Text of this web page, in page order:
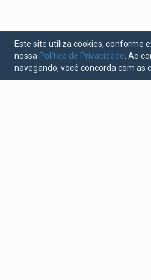
Este site utiliza cookies, conforme
nossa Política de Privacidade . Ao
navegando, você concorda com as